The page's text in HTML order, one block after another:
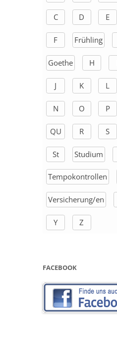
h
C D E
F Frühling
Goethe H
J K L
N O P
QU R S
St Studium
Tempokontrollen
Versicherung/en
Y Z
FACEBOOK